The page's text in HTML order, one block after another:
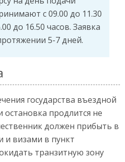
с 09.00 до 11.30
до 16.50 часов. Заявка
5-7 дней.
государства въездной
остановка продлится не
должен прибыть в
и визами в пункт
транзитную зону